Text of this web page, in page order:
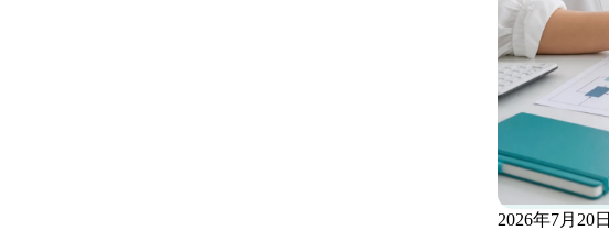
2026年7月20日